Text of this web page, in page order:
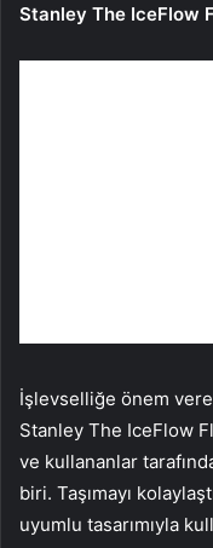
Stanley The IceFlow
İşlevselliğe önem
Stanley The IceFlow
ve kullananlar
biri. Taşımayı
uyumlu tasarımıyla